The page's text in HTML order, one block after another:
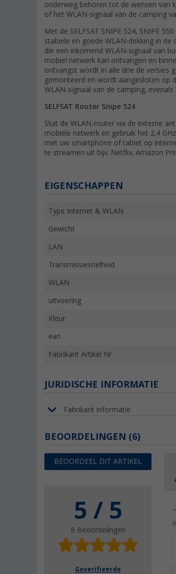
onderweg behoren tot de wensen van
of het WLAN-signaal van de camping
Met de SELFSAT SNIPE 524, SNIPE
stabiele en goede WLAN-dekking in
die een inkomend WLAN-signaal van
mobiel netwerk kan ontvangen en
ontvangst wordt in alle drie de versies
gemonteerd en wordt aangesloten op
WLAN-signaal van de camping,
SELFSAT Router Snipe 524
Sluit de WLAN-router via de externe
mobiele netwerk en gebruik het 2,4
met uw smartphone of tablet op
te streamen uit bijv. Netflix, Amazon
EIGENSCHAPPEN
Type Internet & WLAN
Gewicht
LAN
Transmissiesnelheid
WLAN
uitvoering
Kleur
ean
Fabrikant Artikel Nr.
JURIDISCHE INFORMATIE
Fabrikant informatie
BEOORDELINGEN (6)
BEOORDEEL DIT ARTIKEL
5 / 5
6 Beoordelingen
Geverifieerde